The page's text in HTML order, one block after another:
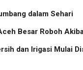
dalam Sehari
Besar Roboh
dan Irigasi Mulai